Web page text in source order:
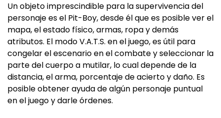
Un objeto imprescindible para la supervivencia del
personaje es el Pit-Boy, desde él que es posible ver el
mapa, el estado físico, armas, ropa y demás
atributos. El modo V.A.T.S. en el juego, es útil para
congelar el escenario en el combate y seleccionar la
parte del cuerpo a mutilar, lo cual depende de la
distancia, el arma, porcentaje de acierto y daño. Es
posible obtener ayuda de algún personaje puntual
en el juego y darle órdenes.